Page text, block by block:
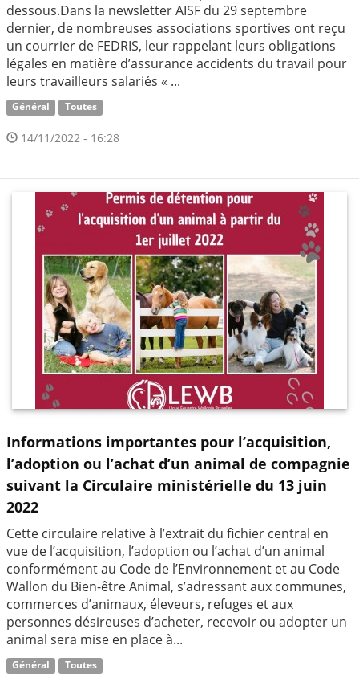
dessous.Dans la newsletter AISF du 29 septembre
dernier, de nombreuses associations sportives ont reçu
un courrier de FEDRIS, leur rappelant leurs obligations
légales en matière d’assurance accidents du travail pour
leurs travailleurs salariés « ...
Général Toutes
14/11/2022 - 16:28
Informations importantes pour l’acquisition,
l’adoption ou l’achat d’un animal de compagnie
suivant la Circulaire ministérielle du 13 juin
2022
Cette circulaire relative à l’extrait du fichier central en
vue de l’acquisition, l’adoption ou l’achat d’un animal
conformément au Code de l’Environnement et au Code
Wallon du Bien-être Animal, s’adressant aux communes,
commerces d’animaux, éleveurs, refuges et aux
personnes désireuses d’acheter, recevoir ou adopter un
animal sera mise en place à...
Général Toutes